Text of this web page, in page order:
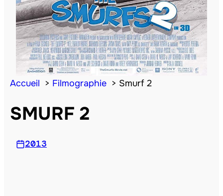
Accueil Filmographie Smurf 2
SMURF 2
2013